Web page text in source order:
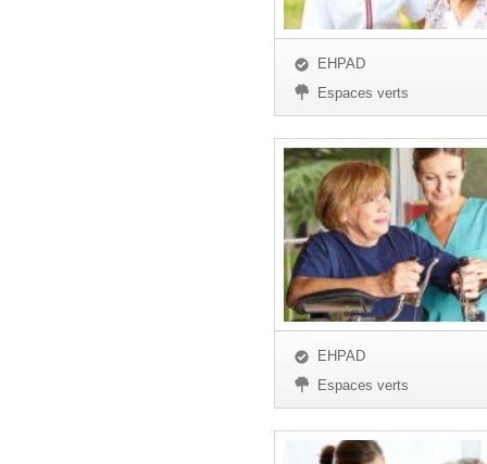
EHPAD
Espaces verts
EHPAD
Espaces verts